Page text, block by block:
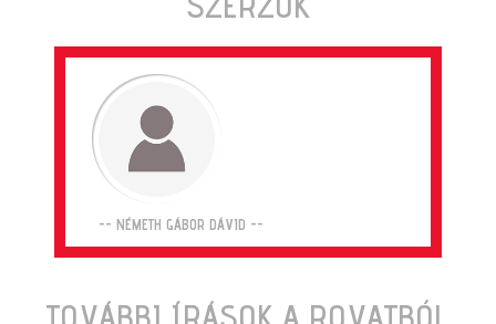
-- NÉMETH GÁBOR DÁVID --